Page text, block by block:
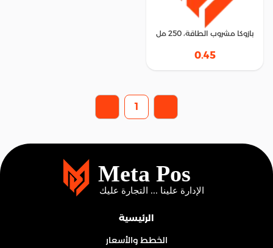
بازوكا مشروب الطاقة، 250 مل
0.45
1
الرئيسية
الخطط والأسعار